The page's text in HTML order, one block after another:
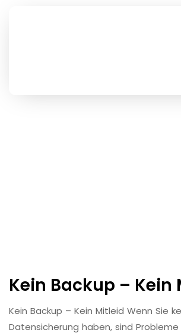
Kein Backup – Kein
Kein Backup – Kein Mitleid Wenn Sie
Datensicherung haben, sind Probleme